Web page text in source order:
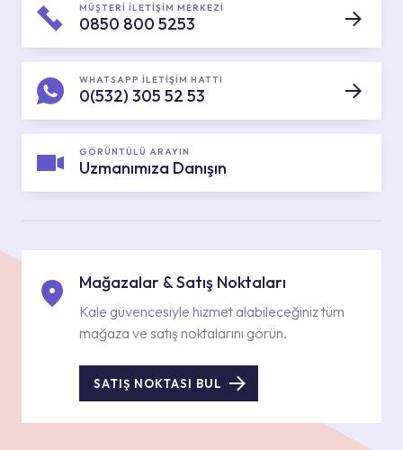
MÜŞTERİ İLETİŞİM MERKEZİ
0850 800 5253
WHATSAPP İLETİŞİM HATTI
0(532) 305 52 53
GÖRÜNTÜLÜ ARAYIN
Uzmanımıza Danışın
Mağazalar & Satış Noktaları
Kale güvencesiyle hizmet alabileceğiniz tüm
mağaza ve satış noktalarını görün.
SATIŞ NOKTASI BUL